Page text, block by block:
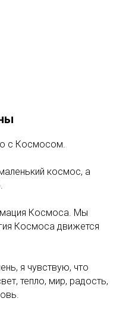
с Космосом.
космос, а
Космоса. Мы
Космоса движется
я чувствую, что
тепло, мир, радость,